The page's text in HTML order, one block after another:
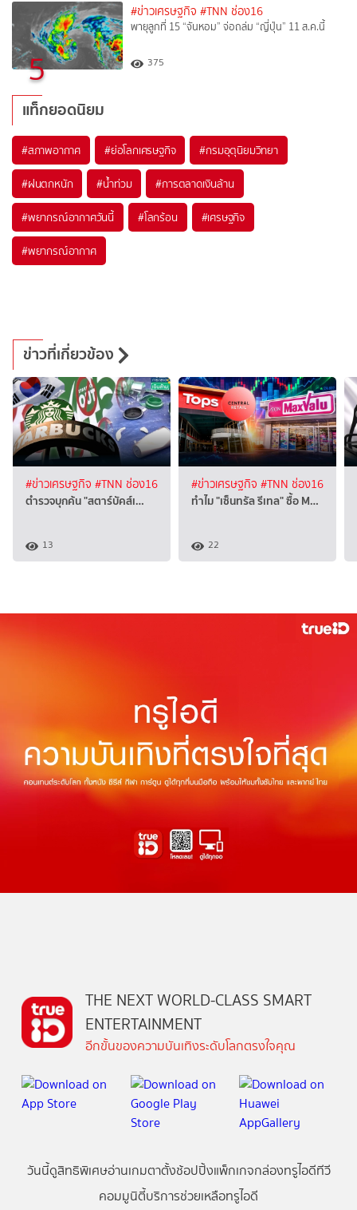
5
#ข่าวเศรษฐกิจ #TNN ช่อง16
พายุลูกที่ 15 “จันหอม” จ่อถล่ม “ญี่ปุ่น” 11 ส.ค.นี้
375
แท็กยอดนิยม
#สภาพอากาศ #ย่อโลกเศรษฐกิจ #กรมอุตุนิยมวิทยา
#ฝนตกหนัก #น้ำท่วม #การตลาดเงินล้าน
#พยากรณ์อากาศวันนี้ #โลกร้อน #เศรษฐกิจ
#พยากรณ์อากาศ
ข่าวที่เกี่ยวข้อง
#ข่าวเศรษฐกิจ #TNN ช่อง16
ตำรวจบุกค้น "สตาร์บัคส์เ…
13
#ข่าวเศรษฐกิจ #TNN ช่อง16
ทำไม "เซ็นทรัล รีเทล" ซื้อ M…
22
THE NEXT WORLD-CLASS SMART
ENTERTAINMENT
อีกขั้นของความบันเทิงระดับโลกตรงใจคุณ
วันนี้ดูสิทธิพิเศษอ่านเกมตาตั้งช้อปปิ้งแพ็กเกจกล่องทรูไอดีทีวี
คอมมูนิตี้บริการช่วยเหลือทรูไอดี